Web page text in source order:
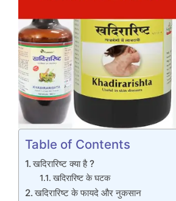
Table of Contents
खदिरारिष्ट क्या है ?
खदिरारिष्ट के घटक
खदिरारिष्ट के फायदे और नुकसान